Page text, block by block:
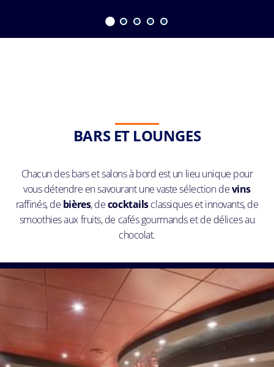
BARS ET LOUNGES
Chacun des bars et salons à bord est un lieu unique pour
vous détendre en savourant une vaste sélection devins
raffinés, de bières, decocktailsclassiques et innovants, de
smoothies aux fruits, de cafés gourmands et de délices au
chocolat.